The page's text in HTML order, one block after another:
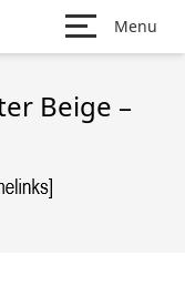
Menu
Beige –